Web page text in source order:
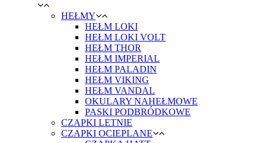
HEŁMY
HEŁM LOKI
HEŁM LOKI VOLT
HEŁM THOR
HEŁM IMPERIAL
HEŁM PALADIN
HEŁM VIKING
HEŁM VANDAL
OKULARY NAHEŁMOWE
PASKI PODBRÓDKOWE
CZAPKI LETNIE
CZAPKI OCIEPLANE